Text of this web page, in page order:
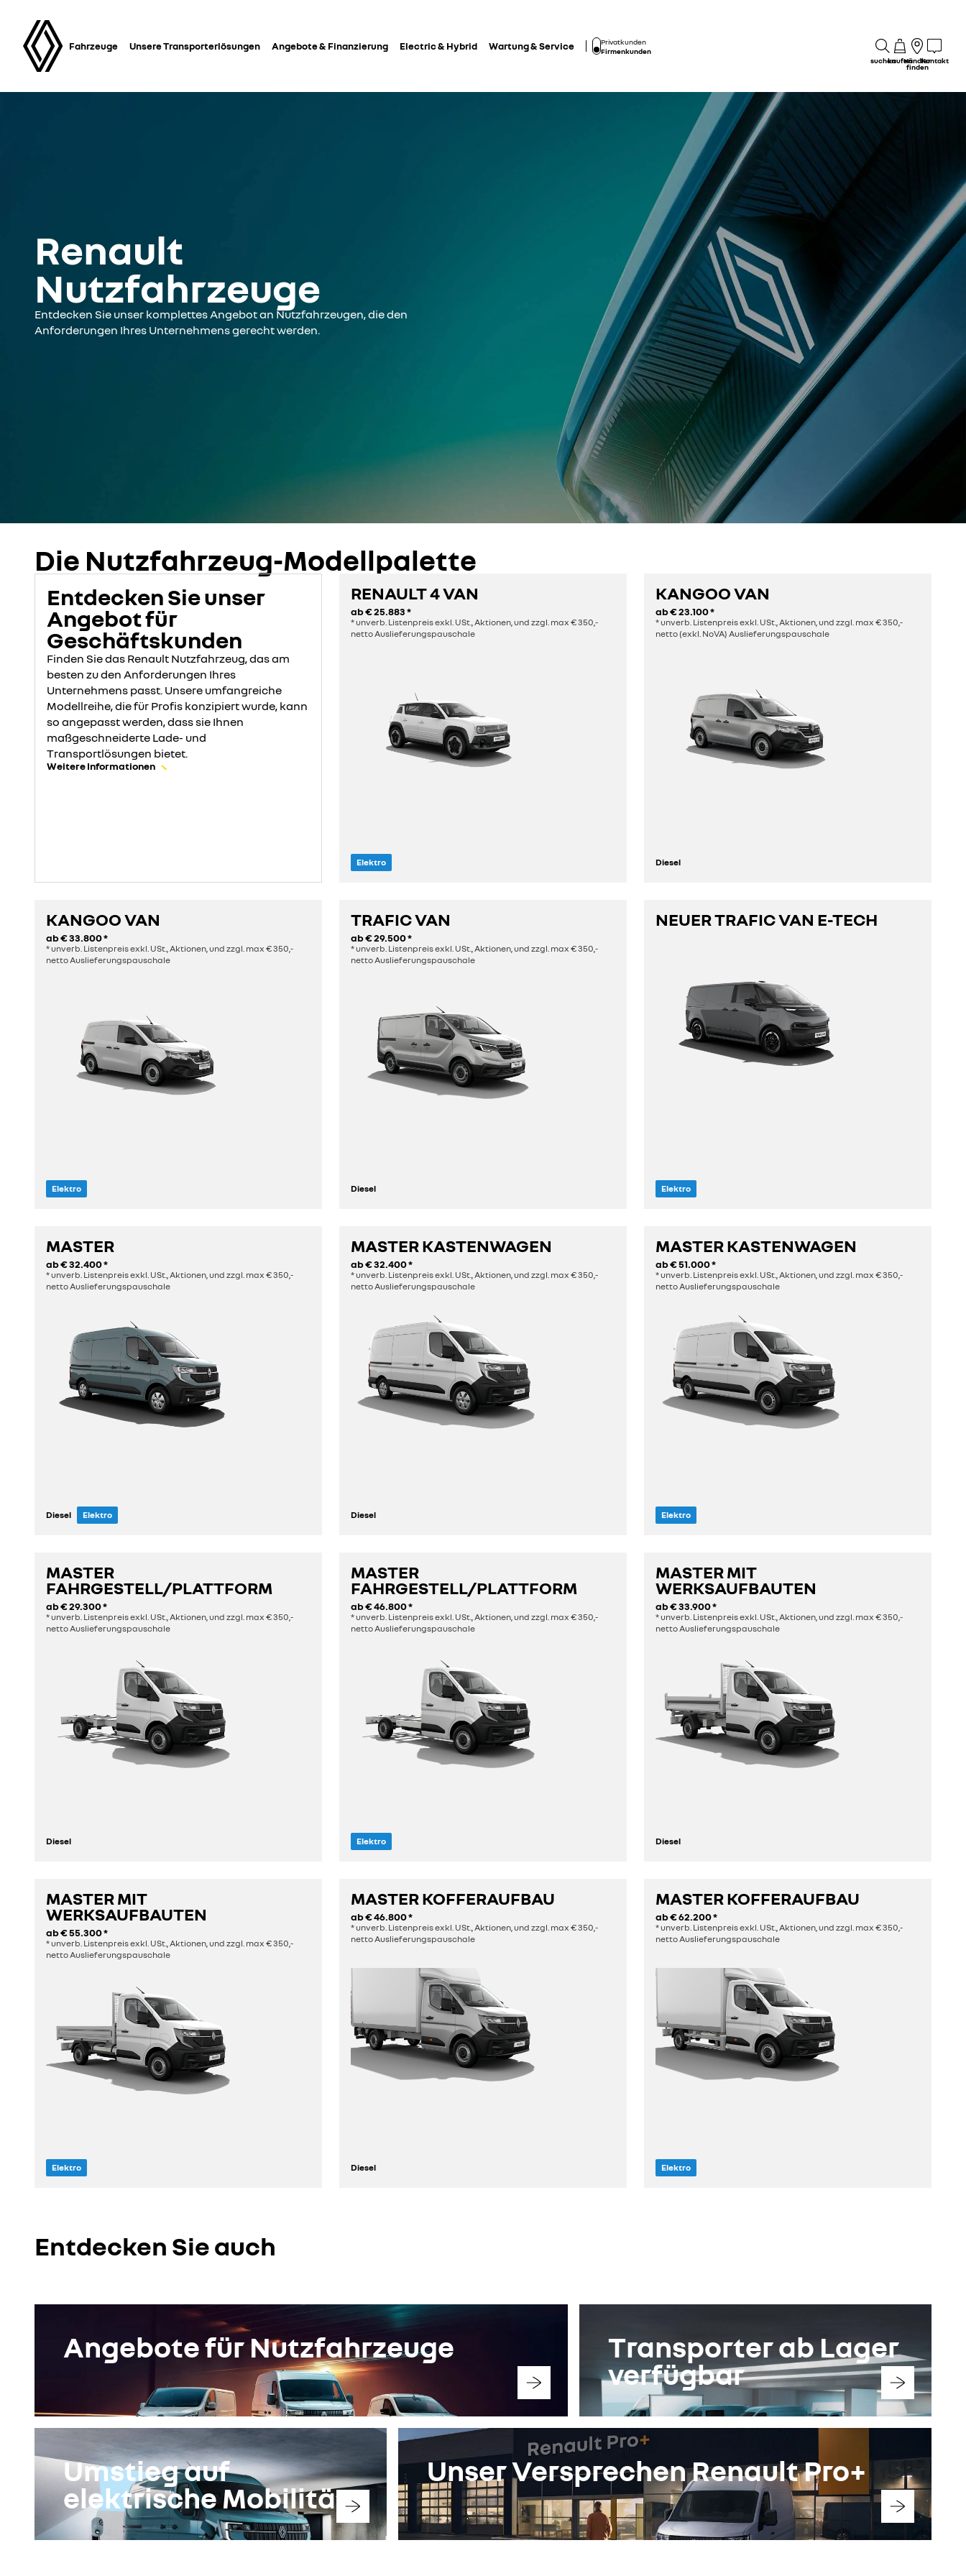
Fahrzeuge Unsere Transporterlösungen Angebote & Finanzierung Electric & Hybrid Wartung & Service
Privatkunden
Firmenkunden
suchenkaufenHändler
finden
Kontakt
Renault
Nutzfahrzeuge
Entdecken Sie unser komplettes Angebot an Nutzfahrzeugen, die den
Anforderungen Ihres Unternehmens gerecht werden.
Die Nutzfahrzeug-Modellpalette
Entdecken Sie unser
Angebot für
Geschäftskunden
Finden Sie das Renault Nutzfahrzeug, das am
besten zu den Anforderungen Ihres
Unternehmens passt. Unsere umfangreiche
Modellreihe, die für Profis konzipiert wurde, kann
so angepasst werden, dass sie Ihnen
maßgeschneiderte Lade- und
Transportlösungen bietet.
Weitere Informationen
RENAULT 4 VAN
ab€ 25.883*
* unverb. Listenpreis exkl. USt., Aktionen, und zzgl. max € 350,-
netto Auslieferungspauschale
Elektro
konfigurieren
KANGOO VAN
ab€ 23.100*
* unverb. Listenpreis exkl. USt., Aktionen, und zzgl. max € 350,-
netto (exkl. NoVA) Auslieferungspauschale
Diesel
entdecken
KANGOO VAN
ab€ 33.800*
* unverb. Listenpreis exkl. USt., Aktionen, und zzgl. max € 350,-
netto Auslieferungspauschale
Elektro
konfigurieren
TRAFIC VAN
ab€ 29.500*
* unverb. Listenpreis exkl. USt., Aktionen, und zzgl. max € 350,-
netto Auslieferungspauschale
Diesel
entdecken
konfigurieren
NEUER TRAFIC VAN E-TECH
Elektro
entdecken
MASTER
ab€ 32.400*
* unverb. Listenpreis exkl. USt., Aktionen, und zzgl. max € 350,-
netto Auslieferungspauschale
Diesel Elektro
MASTER KASTENWAGEN
ab€ 32.400*
* unverb. Listenpreis exkl. USt., Aktionen, und zzgl. max € 350,-
netto Auslieferungspauschale
Diesel
MASTER KASTENWAGEN
ab€ 51.000*
* unverb. Listenpreis exkl. USt., Aktionen, und zzgl. max € 350,-
netto Auslieferungspauschale
Elektro
MASTER
FAHRGESTELL/PLATTFORM
ab€ 29.300*
* unverb. Listenpreis exkl. USt., Aktionen, und zzgl. max € 350,-
netto Auslieferungspauschale
Diesel
MASTER
FAHRGESTELL/PLATTFORM
ab€ 46.800*
* unverb. Listenpreis exkl. USt., Aktionen, und zzgl. max € 350,-
netto Auslieferungspauschale
Elektro
entdecken
konfigurieren
MASTER MIT
WERKSAUFBAUTEN
ab€ 33.900*
* unverb. Listenpreis exkl. USt., Aktionen, und zzgl. max € 350,-
netto Auslieferungspauschale
Diesel
entdecken
konfigurieren
MASTER MIT
WERKSAUFBAUTEN
ab€ 55.300*
* unverb. Listenpreis exkl. USt., Aktionen, und zzgl. max € 350,-
netto Auslieferungspauschale
Elektro
MASTER KOFFERAUFBAU
ab€ 46.800*
* unverb. Listenpreis exkl. USt., Aktionen, und zzgl. max € 350,-
netto Auslieferungspauschale
Diesel
MASTER KOFFERAUFBAU
ab€ 62.200*
* unverb. Listenpreis exkl. USt., Aktionen, und zzgl. max € 350,-
netto Auslieferungspauschale
Elektro
Entdecken Sie auch
Angebote für Nutzfahrzeuge Transporter ab Lager
verfügbar
Umstieg auf
elektrische Mobilität
Unser Versprechen Renault Pro+